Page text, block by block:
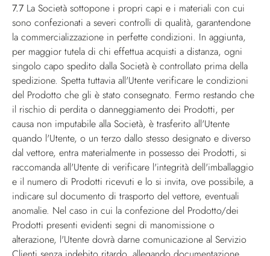
7.7 La Società sottopone i propri capi e i materiali con cui
sono confezionati a severi controlli di qualità, garantendone
la commercializzazione in perfette condizioni. In aggiunta,
per maggior tutela di chi effettua acquisti a distanza, ogni
singolo capo spedito dalla Società è controllato prima della
spedizione. Spetta tuttavia all'Utente verificare le condizioni
del Prodotto che gli è stato consegnato. Fermo restando che
il rischio di perdita o danneggiamento dei Prodotti, per
causa non imputabile alla Società, è trasferito all'Utente
quando l'Utente, o un terzo dallo stesso designato e diverso
dal vettore, entra materialmente in possesso dei Prodotti, si
raccomanda all'Utente di verificare l'integrità dell'imballaggio
e il numero di Prodotti ricevuti e lo si invita, ove possibile, a
indicare sul documento di trasporto del vettore, eventuali
anomalie. Nel caso in cui la confezione del Prodotto/dei
Prodotti presenti evidenti segni di manomissione o
alterazione, l'Utente dovrà darne comunicazione al Servizio